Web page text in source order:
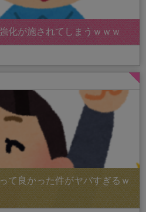
化が施されてしまうｗｗｗ
て良かった件がヤバすぎるｗ